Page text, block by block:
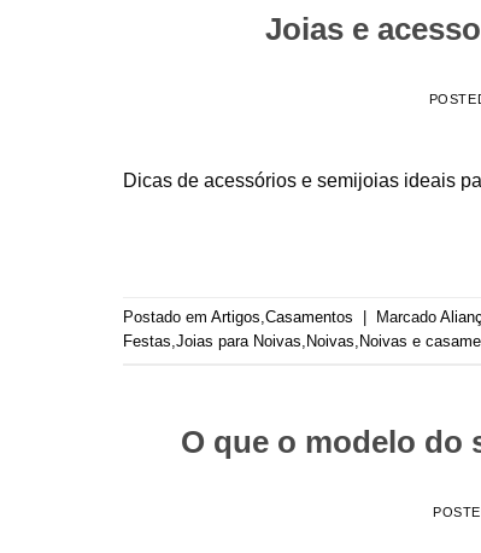
Joias e
Dicas de acessórios e semijoias ideais
Postado em Artigos,Casamentos Marcado
Festas,Joias para Noivas, Noivas, Noivas e
O que o modelo do